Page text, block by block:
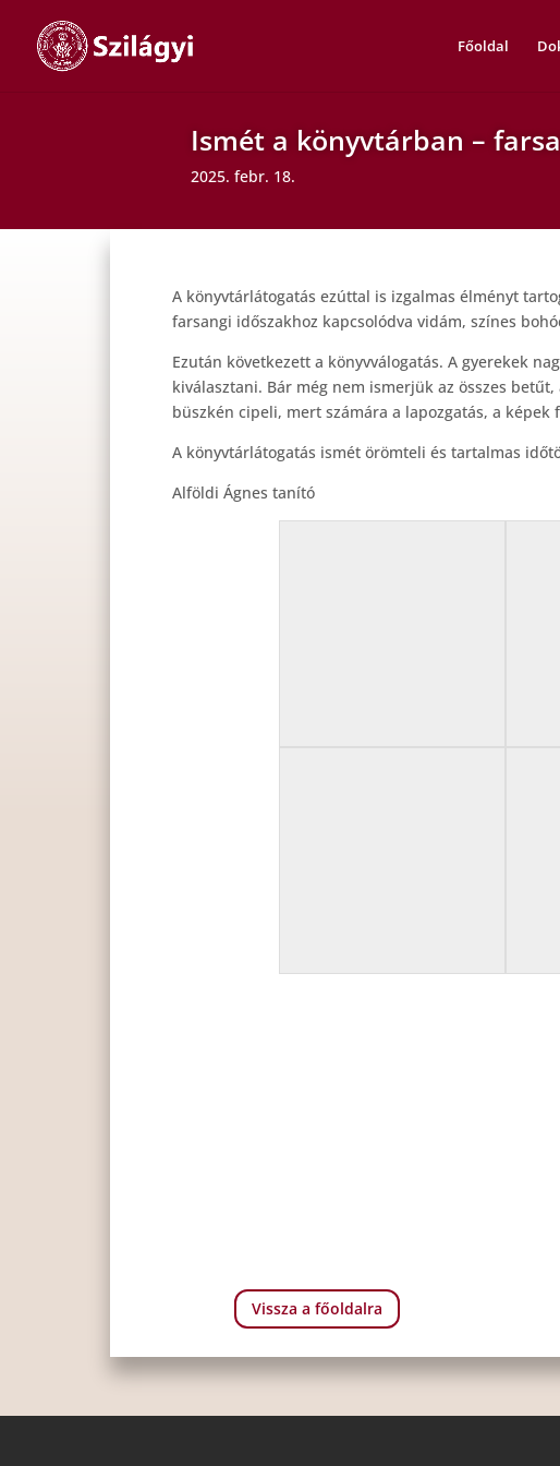
Főoldal
Ismét a könyvtárban –
2025. febr. 18.
A könyvtárlátogatás ezúttal is izgalmas élményt
farsangi időszakhoz kapcsolódva vidám, színes
Ezután következett a könyvválogatás. A gyerekek
kiválasztani. Bár még nem ismerjük az összes
büszkén cipeli, mert számára a lapozgatás, a
A könyvtárlátogatás ismét örömteli és tartalmas
Alföldi Ágnes tanító
Vissza a főoldalra